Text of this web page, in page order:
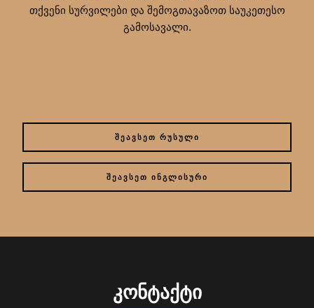
თქვენი სურვილები და შემოგთავაზოთ საუკეთესო
გამოსავალი.
ᲨᲔᲐᲕᲡᲔᲗ ᲠᲣᲡᲣᲚᲘ
ᲨᲔᲐᲕᲡᲔᲗ ᲘᲜᲒᲚᲘᲡᲣᲠᲘ
ᲙᲝᲜᲢᲐᲥᲢᲘ